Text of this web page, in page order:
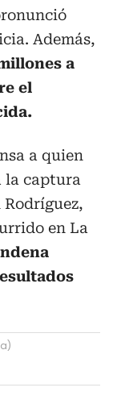
Además,
a
el
a quien
la captura
en La